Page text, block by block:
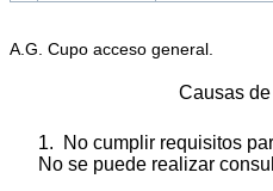
A.G. Cupo acceso general.
Causas
1. No cumplir requisitos
No se puede realizar